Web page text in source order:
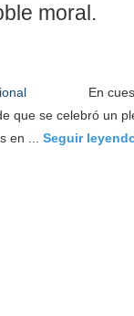
moral.
En cuestión
que se celebró un
en ... Seguir